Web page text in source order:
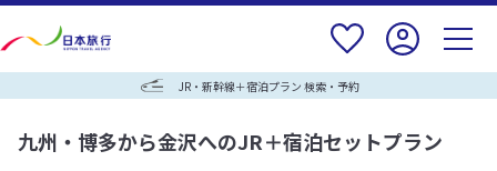
JR・新幹線＋宿泊プラン 検索・予約
九州・博多から金沢へのJR＋宿泊セットプラン